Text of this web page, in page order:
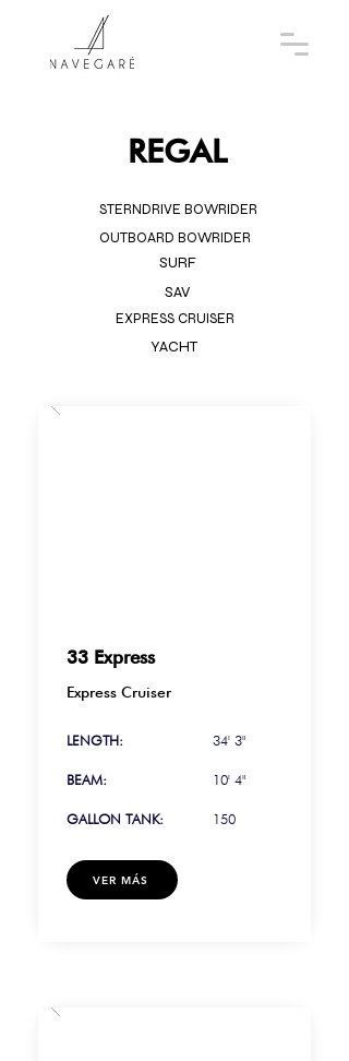
REGAL
STERNDRIVE BOWRIDER
OUTBOARD BOWRIDER
SURF
SAV
EXPRESS CRUISER
YACHT
33 Express
Express Cruiser
LENGTH:
BEAM:
GALLON TANK:
34' 3"
10' 4"
150
VER MÁS